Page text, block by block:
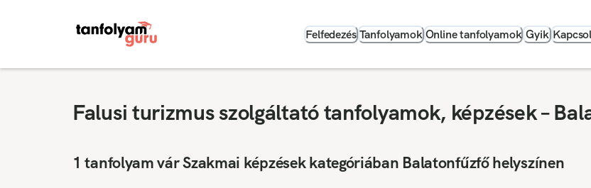
Felfedezés Tanfolyamok Online tanfolyamok Gyik
Falusi turizmus szolgáltató tanfolyamok, képzések –
1 tanfolyam vár Szakmai képzések kategóriában Balatonfűzfő helyszínen